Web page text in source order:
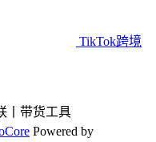
TikTok跨境
丨带货工具
Powered by